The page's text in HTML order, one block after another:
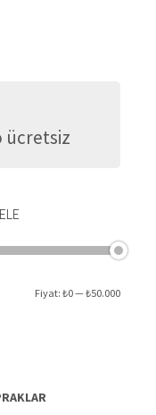
ücretsiz
En
En
Fiyat: ₺0—₺50.000